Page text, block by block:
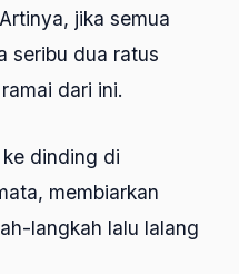
jika semua
seribu dua ratus
dari ini.
dinding di
membiarkan
langkah lalu lalang